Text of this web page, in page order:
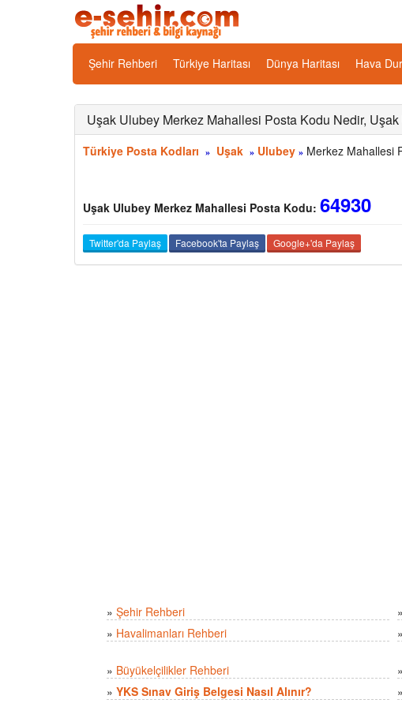
Şehir Rehberi Türkiye Haritası Dünya Haritası Hava
Uşak Ulubey Merkez Mahallesi Posta Kodu Nedir,
Türkiye Posta Kodları » Uşak » Ulubey » Merkez Mahallesi
Uşak Ulubey Merkez Mahallesi Posta Kodu: 64930
Twitter'da Paylaş Facebook'ta Paylaş Google+'da Paylaş
» Şehir Rehberi »
» Havalimanları Rehberi »
» Büyükelçilikler Rehberi »
» YKS Sınav Giriş Belgesi Nasıl Alınır? »